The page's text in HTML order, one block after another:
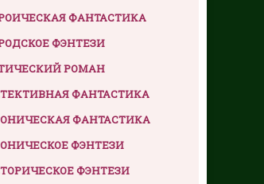
ФАНТАСТИКА
ФЭНТЕЗИ
РОМАН
ФАНТАСТИКА
ФАНТАСТИКА
ФЭНТЕЗИ
ФЭНТЕЗИ